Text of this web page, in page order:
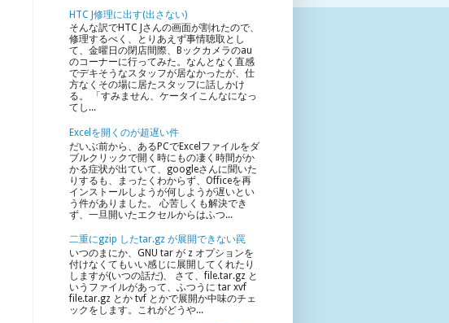
HTC J修理に出す(出さない)
そんな訳でHTC Jさんの画面が割れたので、
修理するべく、とりあえず事情聴取とし
て、金曜日の閉店間際、Bックカメラのau
のコーナーに行ってみた。なんとなく直感
でデキそうなスタッフが居なかったが、仕
方なくその場に居たスタッフに話しかけ
る。 「すみません、ケータイこんなになっ
てし...
Excelを開くのが超遅い件
だいぶ前から、あるPCでExcelファイルをダ
ブルクリックで開く時にもの凄く時間がか
かる症状が出ていて、googleさんに聞いた
りするも、まったくわからず、Officeを再
インストールしようが何しようが遅いとい
う件がありました。 心苦しくも解決でき
ず、一旦開いたエクセルからはふつ...
二重にgzip したtar.gz が展開できない罠
いつのまにか、GNU tar が z オプションを
付けなくてもいい感じに展開してくれたり
しますが(いつの話だ)、 さて、file.tar.gz と
いうファイルがあって、ふつうに tar xvf
file.tar.gz とか tvf とかで展開か中味のチェ
ックをします。これがどうや...